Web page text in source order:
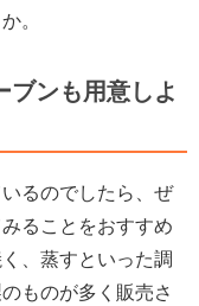
。
ブンも用意しよ
るのでしたら、ぜ
ることをおすすめ
、蒸すといった調
ものが多く販売さ